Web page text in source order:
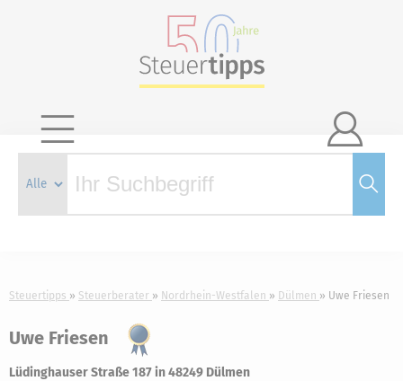

Steuertipps Steuerberater Nordrhein-Westfalen Dülmen Uwe Friesen
Uwe Friesen
Lüdinghauser Straße 187 in 48249 Dülmen